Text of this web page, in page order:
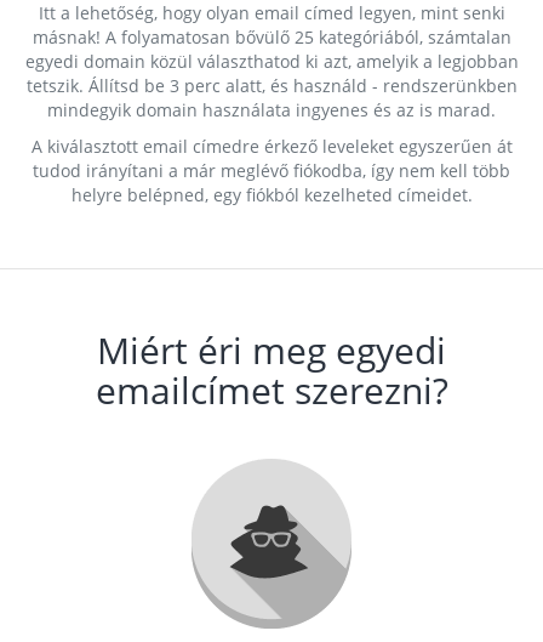
Itt a lehetőség, hogy olyan email címed legyen, mint senki
másnak! A folyamatosan bővülő 25 kategóriából, számtalan
egyedi domain közül választhatod ki azt, amelyik a legjobban
tetszik. Állítsd be 3 perc alatt, és használd - rendszerünkben
mindegyik domain használata ingyenes és az is marad.
A kiválasztott email címedre érkező leveleket egyszerűen át
tudod irányítani a már meglévő fiókodba, így nem kell több
helyre belépned, egy fiókból kezelheted címeidet.
Miért éri meg egyedi
emailcímet szerezni?